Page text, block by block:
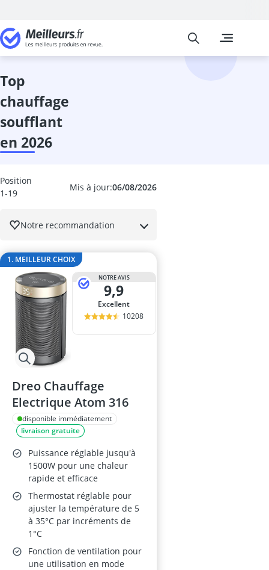
Cuisine et
Abattant wc
Meilleurs
top
chauffage
soufflant
en 2026
Mis à jour:06/08/2026
Position
1-19
Notre recommandation
1. MEILLEUR CHOIX
NOTRE AVIS
9,9
Excellent
10208
Dreo Chauffage
Electrique Atom 316
disponible immédiatement
livraison gratuite
Puissance réglable jusqu'à
1500W pour une chaleur
rapide et efficace
Thermostat réglable pour
ajuster la température de 5
à 35°C par incréments de
1°C
Fonction de ventilation pour
une utilisation en mode